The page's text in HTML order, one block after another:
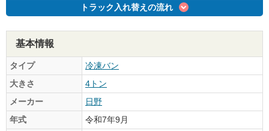
トラック入れ替えの流れ
基本情報
タイプ
冷凍バン
大きさ
4トン
メーカー
日野
年式
令和7年9月